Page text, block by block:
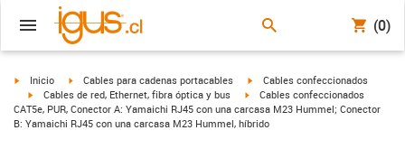
(0)
igus-icon-arrow-right
Inicio igus-icon-arrow-right
Cables para cadenas portacables igus-icon-arrow-right
Cables confeccionados
igus-icon-arrow-right
Cables de red, Ethernet, fibra óptica y bus igus-icon-arrow-right
Cables confeccionados
CAT5e, PUR, Conector A: Yamaichi RJ45 con una carcasa M23 Hummel; Conector
B: Yamaichi RJ45 con una carcasa M23 Hummel, híbrido